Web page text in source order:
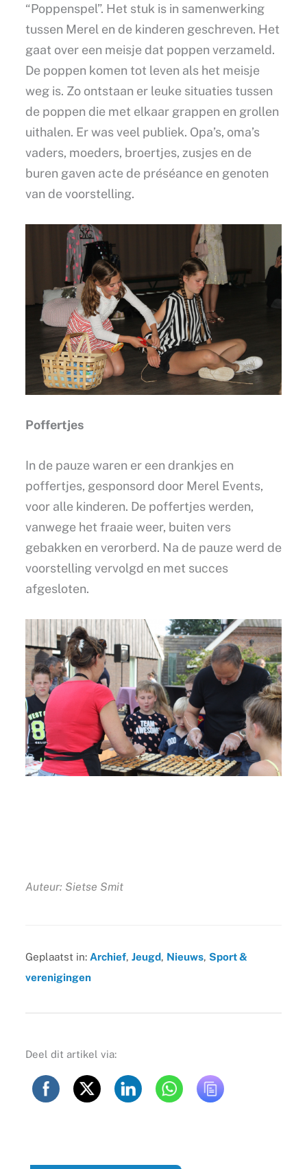
“Poppenspel”. Het stuk is in samenwerking
tussen Merel en de kinderen geschreven. Het
gaat over een meisje dat poppen verzameld.
De poppen komen tot leven als het meisje
weg is. Zo ontstaan er leuke situaties tussen
de poppen die met elkaar grappen en grollen
uithalen. Er was veel publiek. Opa’s, oma’s
vaders, moeders, broertjes, zusjes en de
buren gaven acte de préséance en genoten
van de voorstelling.
Poffertjes
In de pauze waren er een drankjes en
poffertjes, gesponsord door Merel Events,
voor alle kinderen. De poffertjes werden,
vanwege het fraaie weer, buiten vers
gebakken en verorberd. Na de pauze werd de
voorstelling vervolgd en met succes
afgesloten.
Auteur: Sietse Smit
Geplaatst in: Archief, Jeugd, Nieuws, Sport &
verenigingen
Deel dit artikel via: